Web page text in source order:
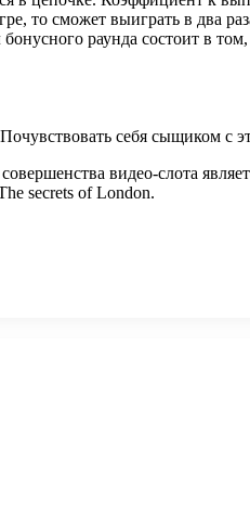
то сможет выиграть в два
раунда состоит в том,
себя сыщиком с
видео-слота
secrets of London.